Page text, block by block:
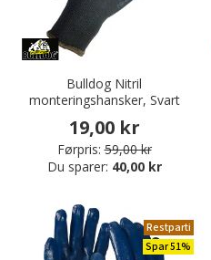
Bulldog Nitril
monteringshansker, Svart
19,00 kr
Førpris: 59,00 kr
Du sparer: 40,00 kr
Restparti
Spar 51%